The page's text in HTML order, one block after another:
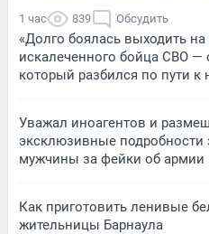
1 час 839 Обсудить
«Долго боялась выходить
искалеченного бойца СВО —
который разбился по пути к
Уважал иноагентов и
эксклюзивные подробности
мужчины за фейки об армии
Как приготовить ленивые
жительницы Барнаула